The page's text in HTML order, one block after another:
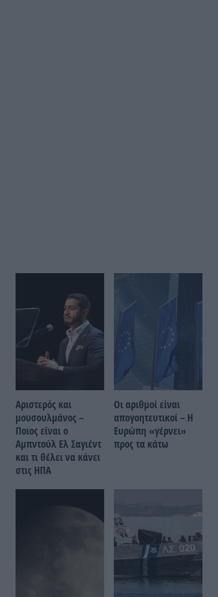
Αριστερός και
μουσουλμάνος –
Ποιoς είναι ο
Αμπντούλ Ελ Σαγιέντ
και τι θέλει να κάνει
στις ΗΠΑ
Οι αριθμοί είναι
απογοητευτικοί – Η
Ευρώπη «γέρνει»
προς τα κάτω